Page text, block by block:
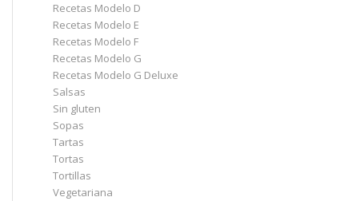
Recetas Modelo D
Recetas Modelo E
Recetas Modelo F
Recetas Modelo G
Recetas Modelo G Deluxe
Salsas
Sin gluten
Sopas
Tartas
Tortas
Tortillas
Vegetariana